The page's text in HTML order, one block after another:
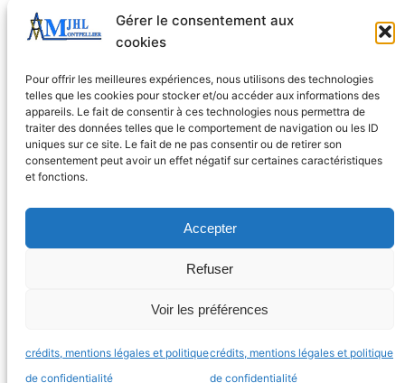
Gérer le consentement aux
cookies
Pour offrir les meilleures expériences, nous utilisons des technologies
telles que les cookies pour stocker et/ou accéder aux informations des
appareils. Le fait de consentir à ces technologies nous permettra de
traiter des données telles que le comportement de navigation ou les ID
uniques sur ce site. Le fait de ne pas consentir ou de retirer son
consentement peut avoir un effet négatif sur certaines caractéristiques
et fonctions.
Accepter
Refuser
Voir les préférences
crédits, mentions légales et politique
de confidentialité
crédits, mentions légales et politique
de confidentialité
Analyses
Cérémonies
Colloque
Convivialité
Evènements
Prises de position
Publications
Rencontre-Débat
Amjhl est fièrement propulsé parWordPress